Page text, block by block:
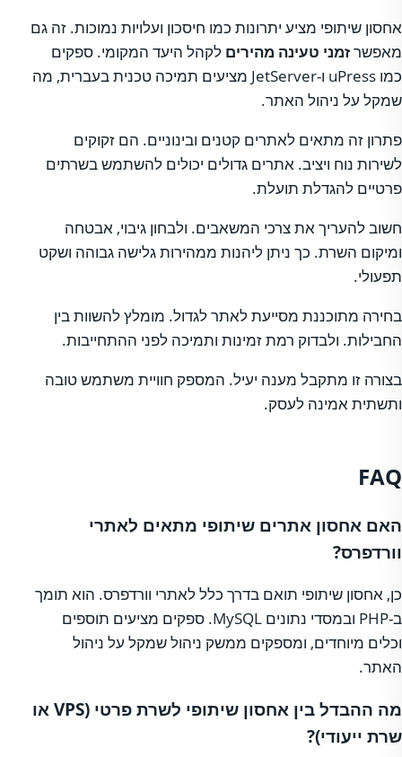
אחסון שיתופי מציע יתרונות כמו חיסכון ועלויות נמוכות. זה גם
מאפשרזמני טעינה מהירים לקהל היעד המקומי. ספקים
כמו uPress ו-JetServer מציעים תמיכה טכנית בעברית, מה
שמקל על ניהול האתר.
פתרון זה מתאים לאתרים קטנים ובינוניים. הם זקוקים
לשירות נוח ויציב. אתרים גדולים יכולים להשתמש בשרתים
פרטיים להגדלת תועלת.
חשוב להעריך את צרכי המשאבים. ולבחון גיבוי, אבטחה
ומיקום השרת. כך ניתן ליהנות ממהירות גלישה גבוהה ושקט
תפעולי.
בחירה מתוכננת מסייעת לאתר לגדול. מומלץ להשוות בין
החבילות. ולבדוק רמת זמינות ותמיכה לפני ההתחייבות.
בצורה זו מתקבל מענה יעיל. המספק חוויית משתמש טובה
ותשתית אמינה לעסק.
FAQ
האם אחסון אתרים שיתופי מתאים לאתרי
וורדפרס?
כן, אחסון שיתופי תואם בדרך כלל לאתרי וורדפרס. הוא תומך
ב-PHP ובמסדי נתונים MySQL. ספקים מציעים תוספים
וכלים מיוחדים, ומספקים ממשק ניהול שמקל על ניהול
האתר.
מה ההבדל בין אחסון שיתופי לשרת פרטי (VPS או
שרת ייעודי)?